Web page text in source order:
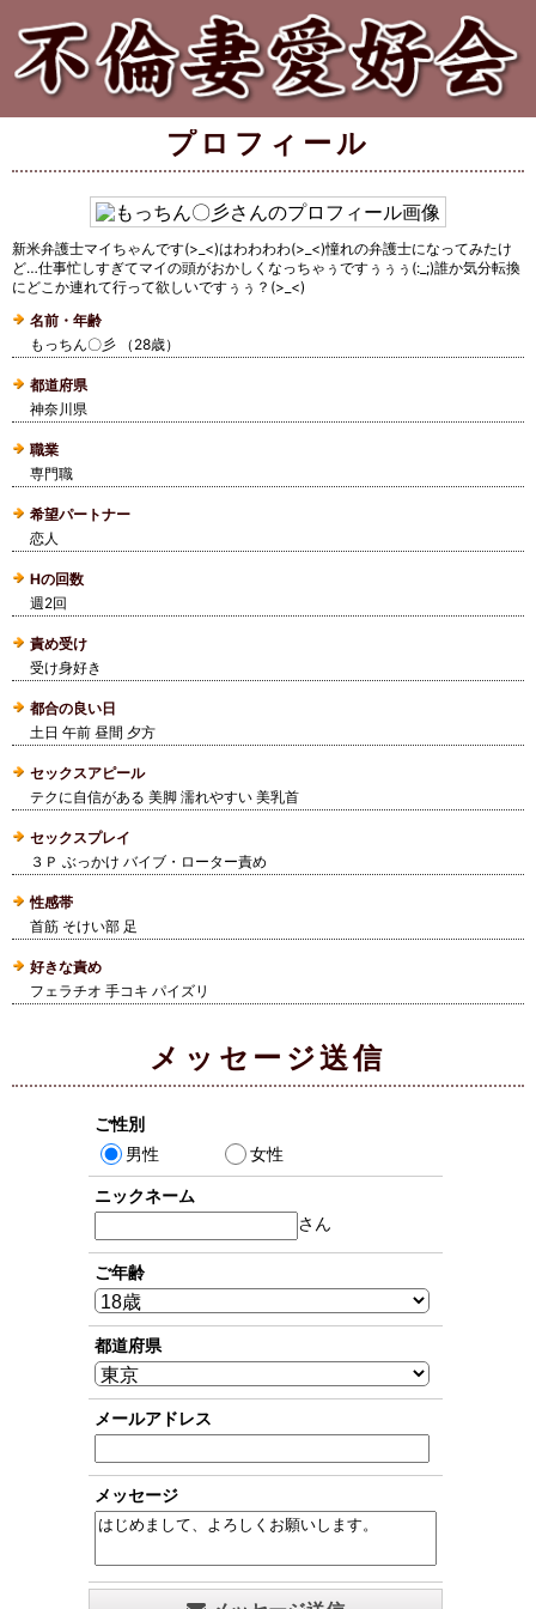
プロフィール
新米弁護士マイちゃんです(>_<)はわわわわ(>_<)憧れの弁護士になってみたけ
ど…仕事忙しすぎてマイの頭がおかしくなっちゃぅですぅぅぅ(:_;)誰か気分転換
にどこか連れて行って欲しいですぅぅ？(>_<)
名前・年齢
もっちん〇彡 （28歳）
都道府県
神奈川県
職業
専門職
希望パートナー
恋人
Hの回数
週2回
責め受け
受け身好き
都合の良い日
土日 午前 昼間 夕方
セックスアピール
テクに自信がある 美脚 濡れやすい 美乳首
セックスプレイ
３Ｐ ぶっかけ バイブ・ローター責め
性感帯
首筋 そけい部 足
好きな責め
フェラチオ 手コキ パイズリ
メッセージ送信